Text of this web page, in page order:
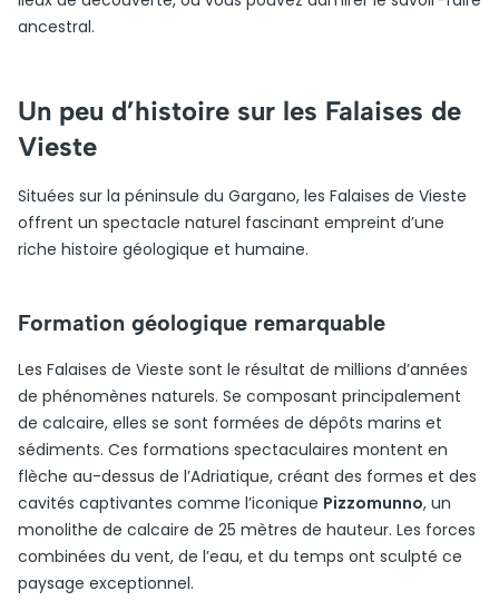
ancestral.
Un peu d’histoire sur les Falaises de
Vieste
Situées sur la péninsule du Gargano, les Falaises de Vieste
offrent un spectacle naturel fascinant empreint d’une
riche histoire géologique et humaine.
Formation géologique remarquable
Les Falaises de Vieste sont le résultat de millions d’années
de phénomènes naturels. Se composant principalement
de calcaire, elles se sont formées de dépôts marins et
sédiments. Ces formations spectaculaires montent en
flèche au-dessus de l’Adriatique, créant des formes et des
cavités captivantes comme l’iconique Pizzomunno, un
monolithe de calcaire de 25 mètres de hauteur. Les forces
combinées du vent, de l’eau, et du temps ont sculpté ce
paysage exceptionnel.